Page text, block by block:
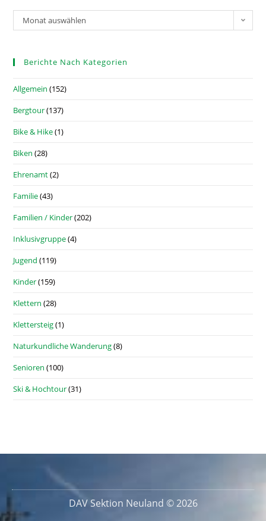
Monat auswählen
Berichte Nach Kategorien
Allgemein (152)
Bergtour(137)
Bike & Hike(1)
Biken (28)
Ehrenamt(2)
Familie(43)
Familien / Kinder(202)
Inklusivgruppe(4)
Jugend (119)
Kinder(159)
Klettern (28)
Klettersteig(1)
Naturkundliche Wanderung(8)
Senioren (100)
Ski & Hochtour(31)
DAV Sektion Neuland © 2026